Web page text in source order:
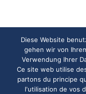
Diese Website
gehen wir von
Verwendung Ihrer
Ce site web utilise
partons du principe
l'utilisation de vos